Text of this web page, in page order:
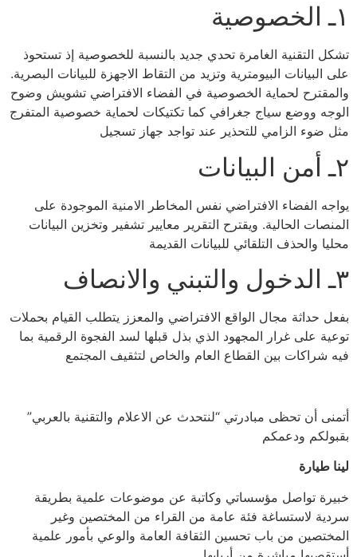
١ـ الخصوصية
تشكل التقنية الغامرة تحدي جديد بالنسبة للخصوصية إذ تستحوذ
على البيانات البيومترية وتزيد من التقاط الاجهزة للبيانات البصرية.
والمقترح لحماية الخصوصية في الفضاء الافتراضي تشويش وضوح
الوجه ووضع سياج جغرافي كما تكتيكات لحماية خصوصية المتفرج
مثل ضوء الزامي للتحذير عند تواجد جهاز تسجيل
٢ـ أمن البيانات
المنصات الحالية. ويقترح التقرير معايير تشفير وتخزين البيانات
محليا والحذف التلقائي للبيانات القديمة
٣ـ الدخول والتبني والانصاف
بفعل حداثة مجال الواقع الافتراضي والمعزز يتطلب القيام بحملات
توعية على غرار المجهود الذي بذل قبلها لسد الفجوة الرقمية بما
فيه شراكات بين القطاع العام والخاص لتثقيف المجتمع
أتمنى أن تحظى مبادرتي “لنتحدث عن الاعلام والتقنية بالعربي”
بقبولكم ودعمكم
لينا طيارة
خبيرة تواصل مؤسساتي وكاتبة عن موضوعات علمية بطريقة
سردية لاستساغة فئة عامة من القراء من المختصين وغير
المختصين من باب تحسين الثقافة العامة والوعي بأمور علمية